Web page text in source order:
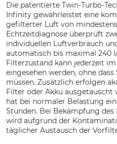
Die patentierte Twin-Turbo-
Infinity gewährleistet eine
gefilterter Luft von
Echtzeitdiagnose überprüft
individuellen Luftverbrauch
automatisch bis maximal 240
Filterzustand kann jederzeit
eingesehen werden, ohne dass
müssen. Zusätzlich erfolgen
Filter oder Akku ausgetauscht
hat bei normaler Belastung
Stunden. Bei Bekämpfung des
wird aufgrund der
täglicher Austausch der